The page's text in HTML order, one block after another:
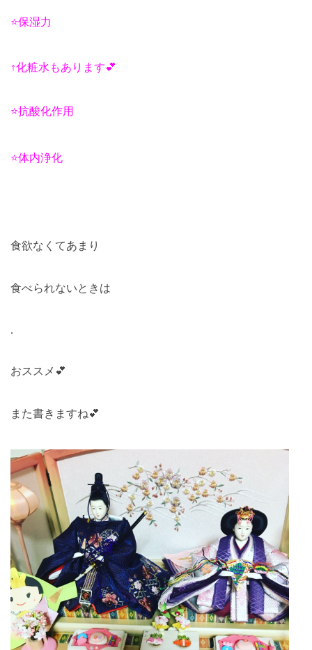
⭐️保湿力
↑化粧水もあります💕
⭐️抗酸化作用
⭐️体内浄化
食欲なくてあまり
食べられないときは
.
おススメ 💕
また書きますね💕